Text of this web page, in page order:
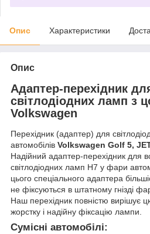
Опис Характеристики
Опис
Адаптер-перехідник
світлодіодних ламп з
Volkswagen
Перехідник (адаптер) для
автомобілів Volkswagen Golf 5,
Надійний адаптер-перехідник для
світлодіодних ламп H7 у фари
цього спеціального адаптера
не фіксуються в штатному гнізді
Наш перехідник повністю вирішує
жорстку і надійну фіксацію лампи.
Сумісні автомобілі: